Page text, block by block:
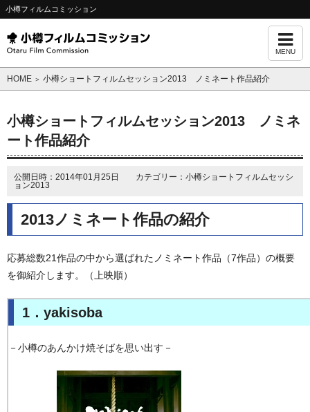
小樽フィルムコミッション
MENU
HOME ＞ 小樽ショートフィルムセッション2013 ノミネート作品紹介
小樽ショートフィルムセッション2013 ノミネ
ート作品紹介
公開日時：2014年01月25日 カテゴリー：小樽ショートフィルムセッシ
ョン2013
2013ノミネート作品の紹介
応募総数21作品の中から選ばれたノミネート作品（7作品）の概要
を御紹介します。（上映順）
1．yakisoba
－小樽のあんかけ焼そばを思い出す－